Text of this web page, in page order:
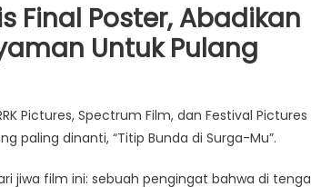
Final Poster, Abadikan
Untuk Pulang
Pictures, Spectrum Film, dan Festival Pictures
paling dinanti, “Titip Bunda di Surga-Mu”.
jiwa film ini: sebuah pengingat bahwa di